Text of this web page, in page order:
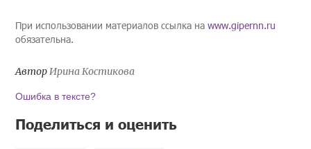
При использовании материалов ссылка наwww.gipernn.ru
обязательна.
АвторИрина Костикова
Ошибка в тексте?
Поделиться и оценить